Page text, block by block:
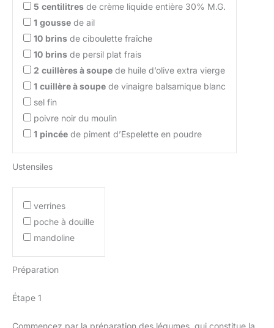
5 centilitres de crème liquide entière 30% M.G.
1 gousse de ail
10 brins de ciboulette fraîche
10 brins de persil plat frais
2 cuillères à soupe de huile d’olive extra vierge
1 cuillère à soupe de vinaigre balsamique blanc
sel fin
poivre noir du moulin
1 pincée de piment d’Espelette en poudre
Ustensiles
verrines
poche à douille
mandoline
Préparation
Étape 1